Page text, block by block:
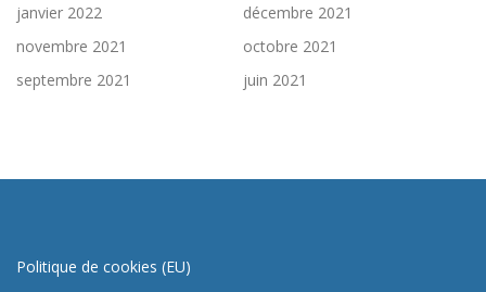
janvier 2022
décembre 2021
novembre 2021
octobre 2021
septembre 2021
juin 2021
Politique de cookies (EU)